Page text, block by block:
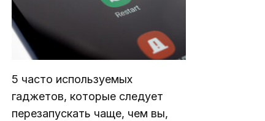
5 часто используемых
гаджетов, которые следует
перезапускать чаще, чем вы,